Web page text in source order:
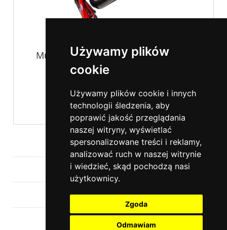
Używamy plików
cookie
Używamy plików cookie i innych
technologii śledzenia, aby
poprawić jakość przeglądania
naszej witryny, wyświetlać
spersonalizowane treści i reklamy,
analizować ruch w naszej witrynie
i wiedzieć, skąd pochodzą nasi
użytkownicy.
Zgoda
Odmawiam
Multimetr miernik uniwersalny UT54
UNIT-T
139,00 zł
Pomoc
Moje konto
Płatności i dostawa